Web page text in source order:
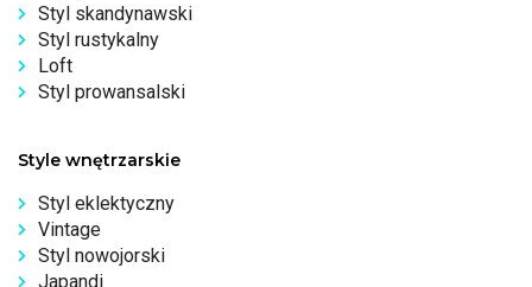
Styl skandynawski
Styl rustykalny
Loft
Styl prowansalski
Style wnętrzarskie
Styl eklektyczny
Vintage
Styl nowojorski
Japandi